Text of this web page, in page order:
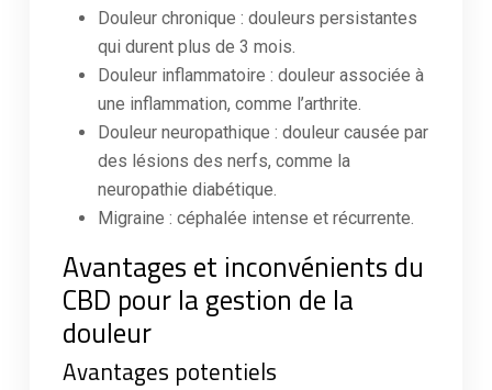
Douleur chronique : douleurs persistantes
qui durent plus de 3 mois.
Douleur inflammatoire : douleur associée à
une inflammation, comme l’arthrite.
Douleur neuropathique : douleur causée par
des lésions des nerfs, comme la
neuropathie diabétique.
Migraine : céphalée intense et récurrente.
Avantages et inconvénients du
CBD pour la gestion de la
douleur
Avantages potentiels